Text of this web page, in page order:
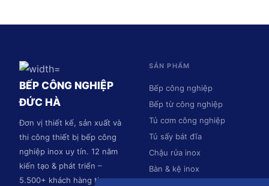
BẾP CÔNG NGHIỆP
ĐỨC HÀ
Đơn vị thiết kế, sản xuất và
thi công thiết bị bếp công
nghiệp inox uy tín. 12 năm
kiến tạo & phát triển –
5.500+ khách hàng tin
SẢN PHẨM
Bếp công nghiệp
Bếp từ công nghiệp
Tủ cơm công nghiệp
Tủ sấy bát đĩa
Chậu rửa inox
Bàn & kệ inox